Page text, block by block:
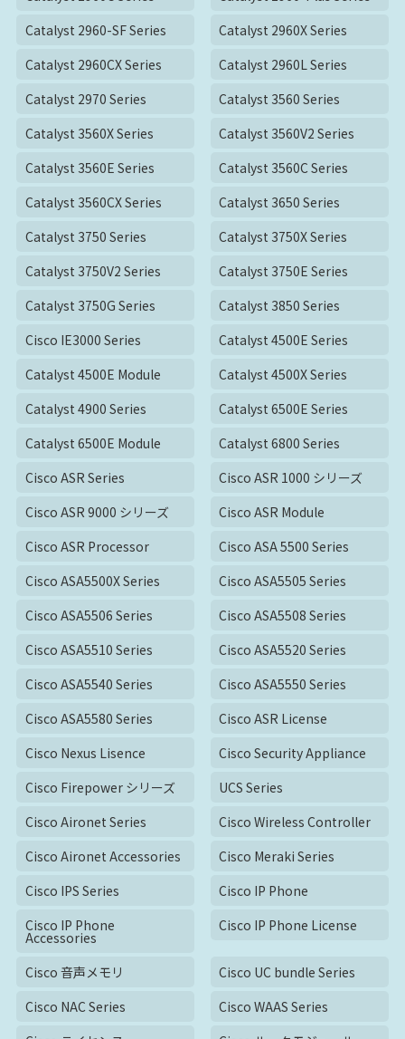
Catalyst 2960-SF Series
Catalyst 2960X Series
Catalyst 2960CX Series
Catalyst 2960L Series
Catalyst 2970 Series
Catalyst 3560 Series
Catalyst 3560X Series
Catalyst 3560V2 Series
Catalyst 3560E Series
Catalyst 3560C Series
Catalyst 3560CX Series
Catalyst 3650 Series
Catalyst 3750 Series
Catalyst 3750X Series
Catalyst 3750V2 Series
Catalyst 3750E Series
Catalyst 3750G Series
Catalyst 3850 Series
Cisco IE3000 Series
Catalyst 4500E Series
Catalyst 4500E Module
Catalyst 4500X Series
Catalyst 4900 Series
Catalyst 6500E Series
Catalyst 6500E Module
Catalyst 6800 Series
Cisco ASR Series
Cisco ASR 1000 シリーズ
Cisco ASR 9000 シリーズ
Cisco ASR Module
Cisco ASR Processor
Cisco ASA 5500 Series
Cisco ASA5500X Series
Cisco ASA5505 Series
Cisco ASA5506 Series
Cisco ASA5508 Series
Cisco ASA5510 Series
Cisco ASA5520 Series
Cisco ASA5540 Series
Cisco ASA5550 Series
Cisco ASA5580 Series
Cisco ASR License
Cisco Nexus Lisence
Cisco Security Appliance
Cisco Firepower シリーズ
UCS Series
Cisco Aironet Series
Cisco Wireless Controller
Cisco Aironet Accessories
Cisco Meraki Series
Cisco IPS Series
Cisco IP Phone
Cisco IP Phone
Accessories
Cisco IP Phone License
Cisco 音声メモリ
Cisco UC bundle Series
Cisco NAC Series
Cisco WAAS Series